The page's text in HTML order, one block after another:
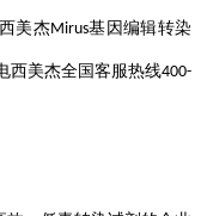
美杰Mirus基因编辑转染
西美杰全国客服热线400-